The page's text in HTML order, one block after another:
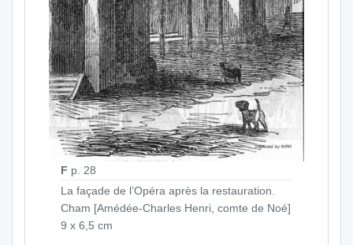
F p. 28
La façade de l’Opéra après la restauration.
Cham [Amédée-Charles Henri, comte de Noé]
9 x 6,5 cm